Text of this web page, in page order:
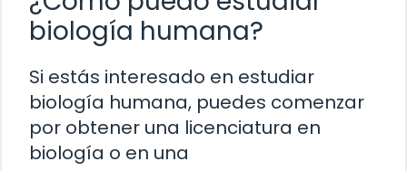
biología humana?
Si estás interesado en estudiar
biología humana, puedes comenzar
por obtener una licenciatura en
biología o en una